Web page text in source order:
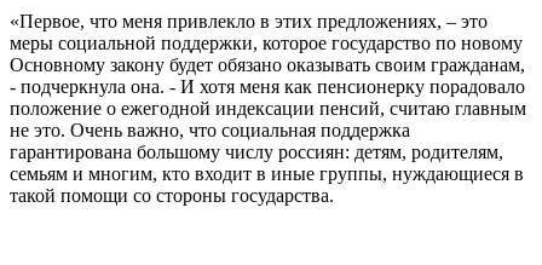
«Первое, что меня привлекло в этих предложениях, – это
меры социальной поддержки, которое государство по новому
Основному закону будет обязано оказывать своим гражданам,
- подчеркнула она. - И хотя меня как пенсионерку порадовало
положение о ежегодной индексации пенсий, считаю главным
не это. Очень важно, что социальная поддержка
гарантирована большому числу россиян: детям, родителям,
семьям и многим, кто входит в иные группы, нуждающиеся в
такой помощи со стороны государства.